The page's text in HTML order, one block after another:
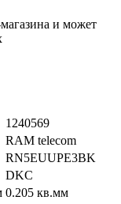
и может
1240569
RAM telecom
RN5EUUPE3BK
DKC
0.205 кв.мм